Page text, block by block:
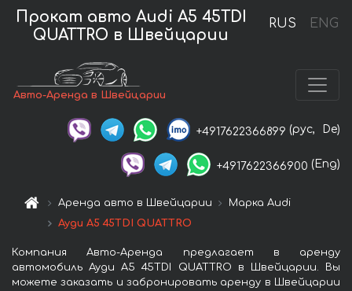
RUS ENG
Прокат авто Audi A5 45TDI
QUATTRO в Швейцарии
Авто-Аренда в Швейцарии
+4917622366899 (рус, De)
+4917622366900 (Eng)
Аренда авто в Швейцарии
Марка Audi
Ауди A5 45TDI QUATTRO
Компания Авто-Аренда предлагает в аренду
автомобиль Ауди A5 45TDI QUATTRO в Швейцарии. Вы
можете заказать и забронировать аренду в Швейцарии